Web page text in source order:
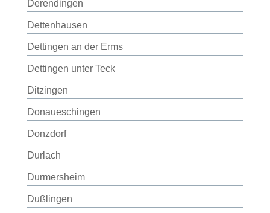
Derendingen
Dettenhausen
Dettingen an der Erms
Dettingen unter Teck
Ditzingen
Donaueschingen
Donzdorf
Durlach
Durmersheim
Dußlingen